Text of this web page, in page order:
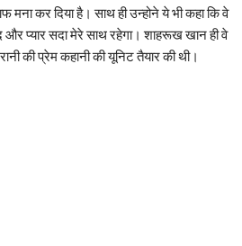
कर दिया है। साथ ही उन्होने ये भी कहा कि वे
और प्यार सदा मेरे साथ रहेगा। शाहरूख खान ही वे
की प्रेम कहानी की यूनिट तैयार की थी।